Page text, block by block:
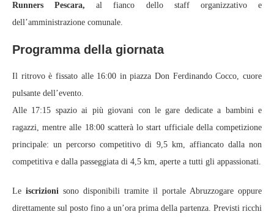
Runners Pescara, al fianco dello staff organizzativo e
dell’amministrazione comunale.
Programma della giornata
Il ritrovo è fissato alle 16:00 in piazza Don Ferdinando Cocco, cuore
pulsante dell’evento.
Alle 17:15 spazio ai più giovani con le gare dedicate a bambini e
ragazzi, mentre alle 18:00 scatterà lo start ufficiale della competizione
principale: un percorso competitivo di 9,5 km, affiancato dalla non
competitiva e dalla passeggiata di 4,5 km, aperte a tutti gli appassionati.
Le iscrizioni sono disponibili tramite il portale Abruzzogare oppure
direttamente sul posto fino a un’ora prima della partenza. Previsti ricchi